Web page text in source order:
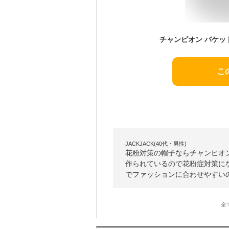
こ
JACKJACK(40代・男性)
花粉対策の帽子ならチャンピ
作られているので花粉症対策
でファッションに合わせやすい
全